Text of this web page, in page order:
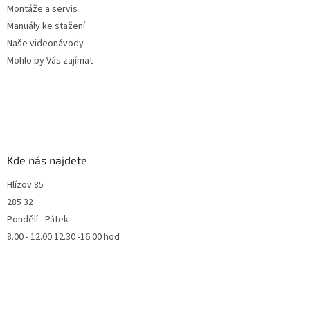
Montáže a servis
Manuály ke stažení
Naše videonávody
Mohlo by Vás zajímat
Kde nás najdete
Hlízov 85
285 32
Pondělí - Pátek
8.00 - 12.00 12.30 -16.00 hod